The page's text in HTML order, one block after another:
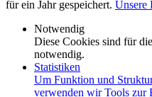
für ein Jahr gespeichert. Unsere
Notwendig
Diese Cookies sind für
notwendig.
Statistiken
Um Funktion und
verwenden wir Tools zur